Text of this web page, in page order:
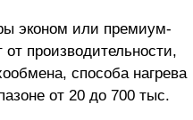
эконом или премиум-
производительности,
способа нагрева
от 20 до 700 тыс.